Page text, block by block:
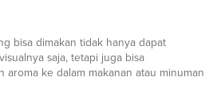
bisa dimakan tidak hanya dapat
saja, tetapi juga bisa
aroma ke dalam makanan atau minuman